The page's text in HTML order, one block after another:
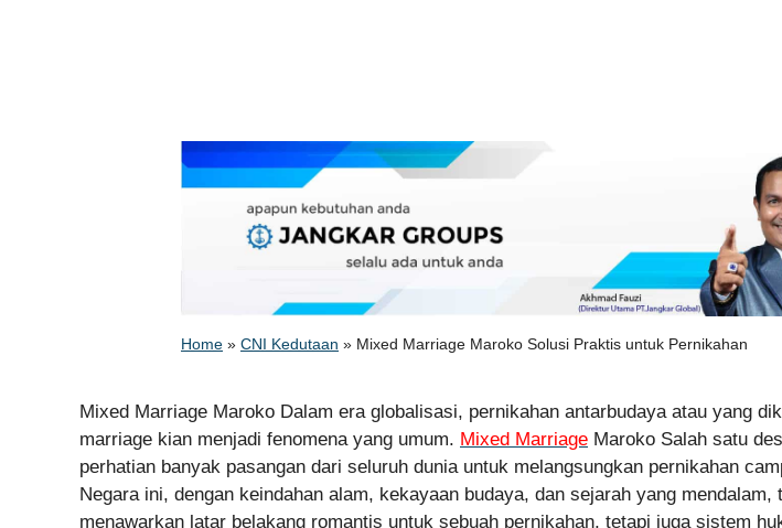
Home » CNI Kedutaan » Mixed Marriage Maroko Solusi Praktis untuk Pernikahan
Mixed Marriage Maroko Dalam era globalisasi, pernikahan antarbudaya atau yang
marriage kian menjadi fenomena yang umum. Mixed Marriage Maroko Salah satu
perhatian banyak pasangan dari seluruh dunia untuk melangsungkan pernikahan
Negara ini, dengan keindahan alam, kekayaan budaya, dan sejarah yang mendalam,
menawarkan latar belakang romantis untuk sebuah pernikahan, tetapi juga sistem